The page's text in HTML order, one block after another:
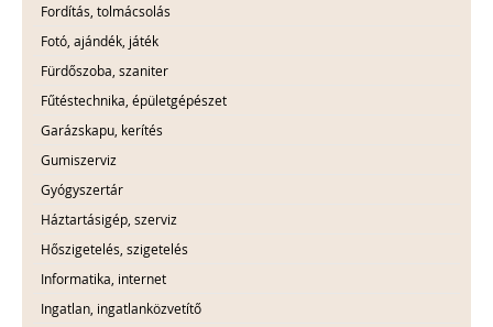
Fordítás, tolmácsolás
Fotó, ajándék, játék
Fürdőszoba, szaniter
Fűtéstechnika, épületgépészet
Garázskapu, kerítés
Gumiszerviz
Gyógyszertár
Háztartásigép, szerviz
Hőszigetelés, szigetelés
Informatika, internet
Ingatlan, ingatlanközvetítő